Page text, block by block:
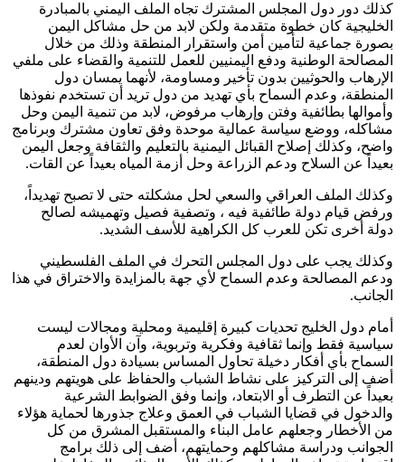
كذلك دور دول المجلس المشترك تجاه الملف اليمني بالمبادرة
الخليجية كان خطوة متقدمة ولكن لابد من حل مشاكل اليمن
بصورة جماعية لتأمين أمن واستقرار المنطقة وذلك من خلال
المصالحة الوطنية ودفع اليمنيين للعمل للتنمية والقضاء على ملفي
الإرهاب والحوثيين بدون تأخير ومساومة، لأنهما يمسان دول
المنطقة، وعدم السماح بأي تهديد من دول تريد أن تستخدم نفوذها
وأموالها بطائفية وفتن وإرهاب مرفوض، لابد من تنمية اليمن وحل
مشاكله، ووضع سياسة عمالية موحدة وفق تعاون مشترك وبرنامج
واضح، وكذلك إصلاح القبائل اليمنية بالتعليم والثقافة وجعل اليمن
بعيداً عن السلاح ودعم الزراعة وحل أزمة المياه بعيداً عن القات.
وكذلك الملف العراقي والسعي لحل مشكلته حتى لا تصبح تهديداً،
ورفض قيام دولة طائفية فيه ، وتصفية فصيل وتهميشه لصالح
دولة أخرى تكن للعرب كل الكراهية للأسف الشديد.
وكذلك يجب على دول المجلس التحرك في الملف الفلسطيني
ودعم المصالحة وعدم السماح لأي جهة بالمزايدة والاختراق في هذا
الجانب.
أمام دول الخليج تحديات كبيرة إقليمية ومحلية ومجالات ليست
سياسية فقط وإنما ثقافية وفكرية وتربوية، وآن الأوان لعدم
السماح بأي أفكار دخيلة تحاول المساس بسيادة دول المنطقة،
أضف إلى التركيز على نشاط الشباب والحفاظ على هويتهم ودينهم
بعيداً عن التطرف أو الابتعاد، وإنما وفق الضوابط الشرعية
والدخول في قضايا الشباب في العمق وعلاج جذورها لحماية هؤلاء
من الأخطار وجعلهم عامل البناء والمستقبل المشرق من كل
الجوانب ودراسة مشاكلهم وحمايتهم، أضف إلى ذلك برامج